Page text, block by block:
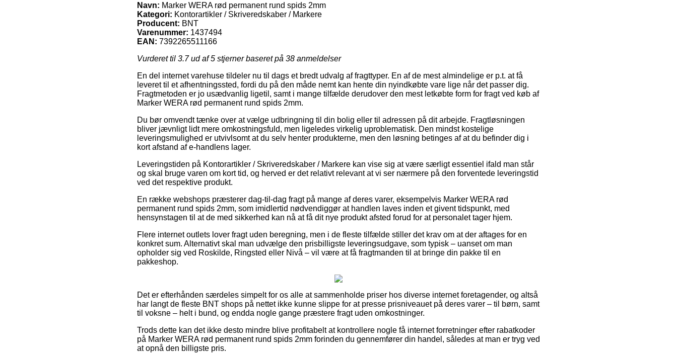
Navn: Marker WERA rød permanent rund spids 2mm
Kategori: Kontorartikler / Skriveredskaber / Markere
Producent: BNT
Varenummer: 1437494
EAN: 7392265511166
Vurderet til 3.7ud af 5 stjerner baseret på 38 anmeldelser
En del internet varehuse tildeler nu til dags et bredt udvalg af fragttyper. En af de mest almindelige er p.t. at få
leveret til et afhentningssted, fordi du på den måde nemt kan hente din nyindkøbte vare lige når det passer dig.
Fragtmetoden er jo usædvanlig ligetil, samt i mange tilfælde derudover den mest letkøbte form for fragt ved køb af
Marker WERA rød permanent rund spids 2mm.
Du bør omvendt tænke over at vælge udbringning til din bolig eller til adressen på dit arbejde. Fragtløsningen
bliver jævnligt lidt mere omkostningsfuld, men ligeledes virkelig uproblematisk. Den mindst kostelige
leveringsmulighed er utvivlsomt at du selv henter produkterne, men den løsning betinges af at du befinder dig i
kort afstand af e-handlens lager.
Leveringstiden på Kontorartikler / Skriveredskaber / Markere kan vise sig at være særligt essentiel ifald man står
og skal bruge varen om kort tid, og herved er det relativt relevant at vi ser nærmere på den forventede leveringstid
ved det respektive produkt.
En række webshops præsterer dag-til-dag fragt på mange af deres varer, eksempelvis Marker WERA rød
permanent rund spids 2mm, som imidlertid nødvendiggør at handlen laves inden et givent tidspunkt, med
hensynstagen til at de med sikkerhed kan nå at få dit nye produkt afsted forud for at personalet tager hjem.
Flere internet outlets lover fragt uden beregning, men i de fleste tilfælde stiller det krav om at der aftages for en
konkret sum. Alternativt skal man udvælge den prisbilligste leveringsudgave, som typisk – uanset om man
opholder sig ved Roskilde, Ringsted eller Nivå – vil være at få fragtmanden til at bringe din pakke til en
pakkeshop.
Det er efterhånden særdeles simpelt for os alle at sammenholde priser hos diverse internet foretagender, og altså
har langt de fleste BNT shops på nettet ikke kunne slippe for at presse prisniveauet på deres varer – til børn, samt
til voksne – helt i bund, og endda nogle gange præstere fragt uden omkostninger.
Trods dette kan det ikke desto mindre blive profitabelt at kontrollere nogle få internet forretninger efter rabatkoder
på Marker WERA rød permanent rund spids 2mm forinden du gennemfører din handel, således at man er tryg ved
at opnå den billigste pris.